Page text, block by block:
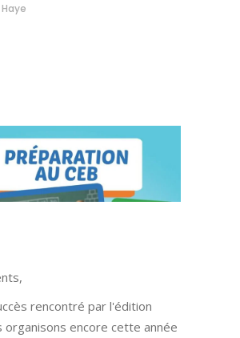
rencontré par l'édition
organisons encore cette année